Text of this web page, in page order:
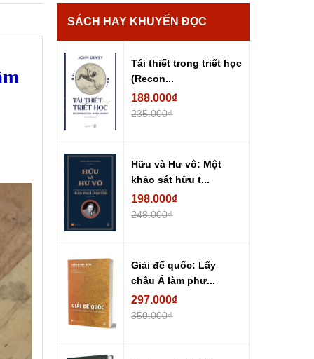
SÁCH HAY KHUYẾN ĐỌC
Tái thiết trong triết học
(Recon...
188.000₫
235.000₫
Hữu và Hư vô: Một
khảo sát hữu t...
198.000₫
248.000₫
Giải đế quốc: Lấy
châu Á làm phư...
297.000₫
350.000₫